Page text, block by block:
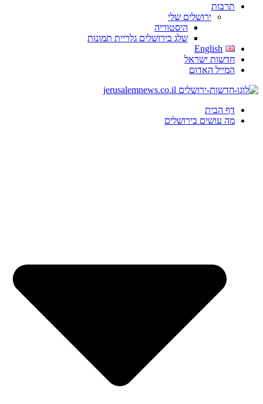
תרבות
ירושלים שלי
היסטוריה
שלג בירושלים גלריית תמונות
English
חדשות ישראל
המייל האדום
דף הבית
מה עושים בירושלים